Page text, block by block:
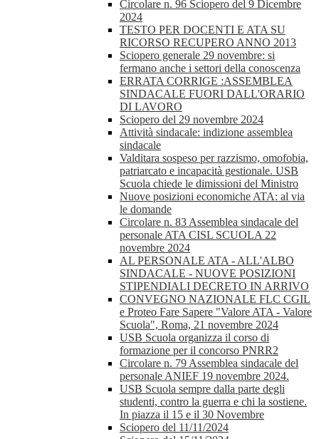
Circolare n. 96 Sciopero del 9 Dicembre
2024
TESTO PER DOCENTI E ATA SU
RICORSO RECUPERO ANNO 2013
Sciopero generale 29 novembre: si
fermano anche i settori della conoscenza
ERRATA CORRIGE :ASSEMBLEA
SINDACALE FUORI DALL'ORARIO
DI LAVORO
Sciopero del 29 novembre 2024
Attività sindacale: indizione assemblea
sindacale
Valditara sospeso per razzismo, omofobia,
patriarcato e incapacità gestionale. USB
Scuola chiede le dimissioni del Ministro
Nuove posizioni economiche ATA: al via
le domande
Circolare n. 83 Assemblea sindacale del
personale ATA CISL SCUOLA 22
novembre 2024
AL PERSONALE ATA - ALL'ALBO
SINDACALE - NUOVE POSIZIONI
STIPENDIALI DECRETO IN ARRIVO
CONVEGNO NAZIONALE FLC CGIL
e Proteo Fare Sapere "Valore ATA - Valore
Scuola", Roma, 21 novembre 2024
USB Scuola organizza il corso di
formazione per il concorso PNRR2
Circolare n. 79 Assemblea sindacale del
personale ANIEF 19 novembre 2024.
USB Scuola sempre dalla parte degli
studenti, contro la guerra e chi la sostiene.
In piazza il 15 e il 30 Novembre
Sciopero del 11/11/2024